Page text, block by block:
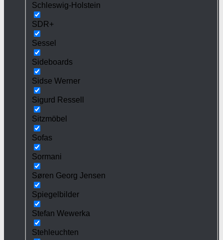
Schleswig-Holstein
SDR+
Sessel
Sideboards
Sidse Werner
Sigurd Ressell
Sitzmöbel
Sofas
Sormani
Søren Georg Jensen
Spiegelbilder
Stefan Wewerka
Stehleuchten